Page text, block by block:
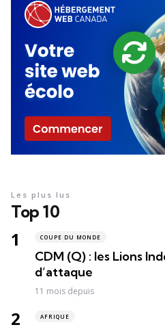
Top 10
Les plus lus
COUPE DU MONDE
CDM (Q) : les Lions
d’attaque
11 mois depuis
AFRIQUE